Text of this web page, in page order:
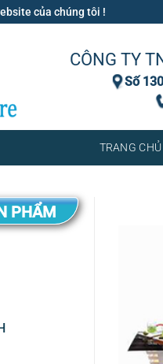
của chúng tôi !
CÔNG TY
Số
TRANG CHỦ
PHẨM